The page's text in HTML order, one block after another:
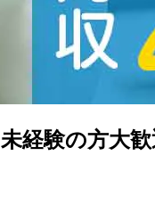
未経験の方